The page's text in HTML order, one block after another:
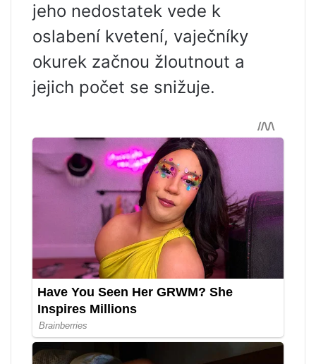
jeho nedostatek vede k
oslabení kvetení, vaječníky
okurek začnou žloutnout a
jejich počet se snižuje.